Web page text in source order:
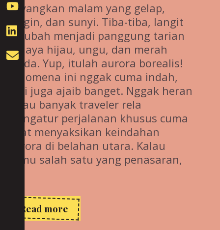
Bayangkan malam yang gelap,
dingin, dan sunyi. Tiba-tiba, langit
berubah menjadi panggung tarian
cahaya hijau, ungu, dan merah
muda. Yup, itulah aurora borealis!
Fenomena ini nggak cuma indah,
tapi juga ajaib banget. Nggak heran
kalau banyak traveler rela
mengatur perjalanan khusus cuma
buat menyaksikan keindahan
aurora di belahan utara. Kalau
kamu salah satu yang penasaran,
Read more Aurora
di